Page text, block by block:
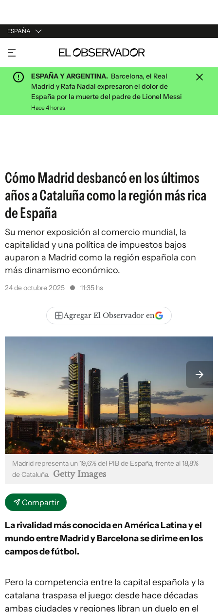
ESPAÑA
URUGUAY
ARGENTINA
ESPAÑA
ESTADOS UNIDOS
ESPAÑA Y ARGENTINA. Barcelona, el Real
Madrid y Rafa Nadal expresaron el dolor de
España por la muerte del padre de Lionel Messi
Hace 4 horas
Cómo Madrid desbancó en los últimos
años a Cataluña como la región más rica
de España
Su menor exposición al comercio mundial, la
capitalidad y una política de impuestos bajos
auparon a Madrid como la región española con
más dinamismo económico.
24 de octubre 2025 11:35 hs
Agregar El Observador en
Madrid representa un 19,6% del PIB de España, frente al 18,8%
de Cataluña. Getty Images
Compartir
La rivalidad más conocida en América Latina y el
mundo entre Madrid y Barcelona se dirime en los
campos de fútbol.
Pero la competencia entre la capital española y la
catalana traspasa el juego: desde hace décadas
ambas ciudades y regiones libran un duelo en el